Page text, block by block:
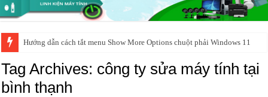
Hướng dẫn cách tắt menu Show More Options chuột phải Windows 11
Tag Archives: công ty sửa máy tính tại
bình thạnh